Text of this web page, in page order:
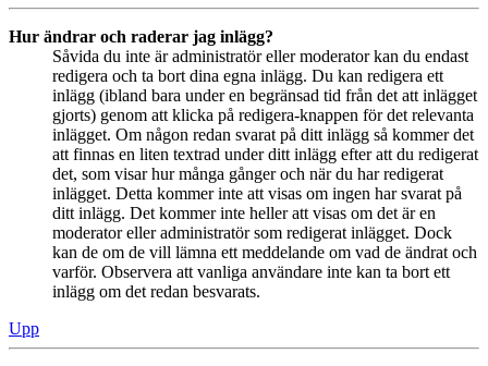
Hur ändrar och raderar jag inlägg?
Såvida du inte är administratör eller moderator kan du endast
redigera och ta bort dina egna inlägg. Du kan redigera ett
inlägg (ibland bara under en begränsad tid från det att inlägget
gjorts) genom att klicka på redigera-knappen för det relevanta
inlägget. Om någon redan svarat på ditt inlägg så kommer det
att finnas en liten textrad under ditt inlägg efter att du redigerat
det, som visar hur många gånger och när du har redigerat
inlägget. Detta kommer inte att visas om ingen har svarat på
ditt inlägg. Det kommer inte heller att visas om det är en
moderator eller administratör som redigerat inlägget. Dock
kan de om de vill lämna ett meddelande om vad de ändrat och
varför. Observera att vanliga användare inte kan ta bort ett
inlägg om det redan besvarats.
Upp